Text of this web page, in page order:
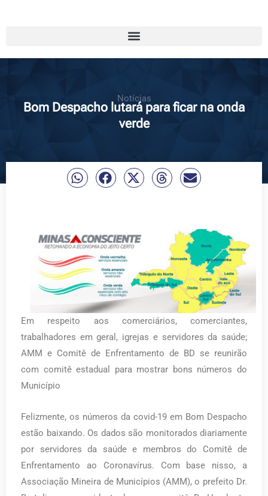
Notícias
Bom Despacho lutará para ficar na onda
verde
Em respeito aos comerciários, comerciantes,
trabalhadores em geral, igrejas e servidores da saúde;
AMM e Comitê de Enfrentamento de BD se reunirão
com comitê estadual para mostrar bons números do
Município
Felizmente, os números da covid-19 em Bom Despacho
estão baixando. Os dados são monitorados diariamente
por servidores da saúde e membros do Comitê de
Enfrentamento ao Coronavírus. Com base nisso, a
Associação Mineira de Municípios (AMM), o prefeito Dr.